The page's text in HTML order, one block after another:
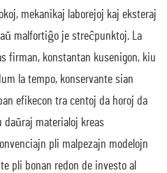
mekanikaj laborejoj kaj eksteraj
malfortiĝo je streĉpunktoj. La
firman, konstantan kusenigon, kiu
la tempo, konservante sian
efikecon tra centoj da horoj da
daŭraj materialoj kreas
pli malpezajn modelojn
pli bonan redon de investo al